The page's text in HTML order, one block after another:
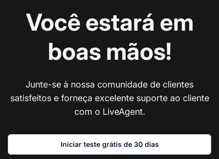
Você estará em
boas mãos!
Junte-se à nossa comunidade de clientes
satisfeitos e forneça excelente suporte ao cliente
com o LiveAgent.
Iniciar teste grátis de 30 dias